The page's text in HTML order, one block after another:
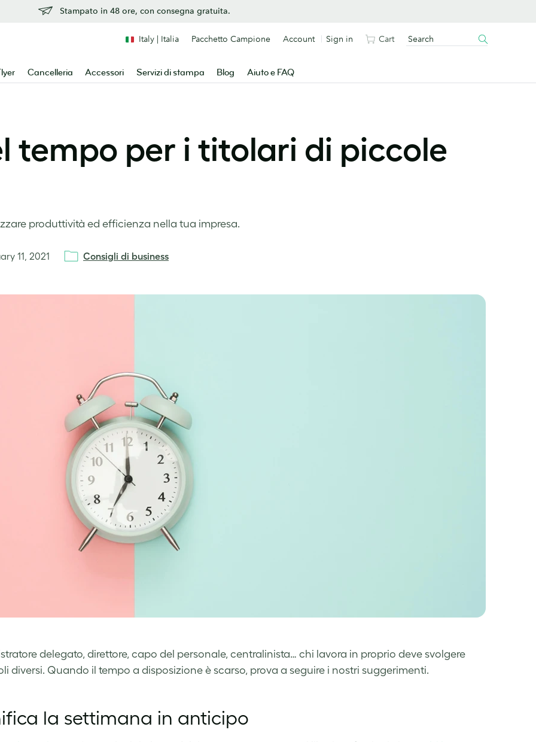
Stampato in 48 ore, con consegna gratuita.
Cancelleria Accessori Servizi di stampa Blog Aiuto e FAQ
Italy | Italia Pacchetto Campione Account Sign in Cart
tempo per i titolari di piccole
produttività ed efficienza nella tua impresa.
11, 2021 Consigli di business
delegato, direttore, capo del personale, centralinista… chi lavora in proprio deve svolgere
diversi. Quando il tempo a disposizione è scarso, prova a seguire i nostri suggerimenti.
la settimana in anticipo